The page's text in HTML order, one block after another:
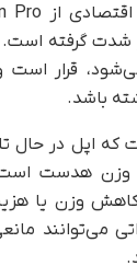
شدت گرفته است.
قرار
که اپل در
وزن هدست
وزن یا
می‌توانند